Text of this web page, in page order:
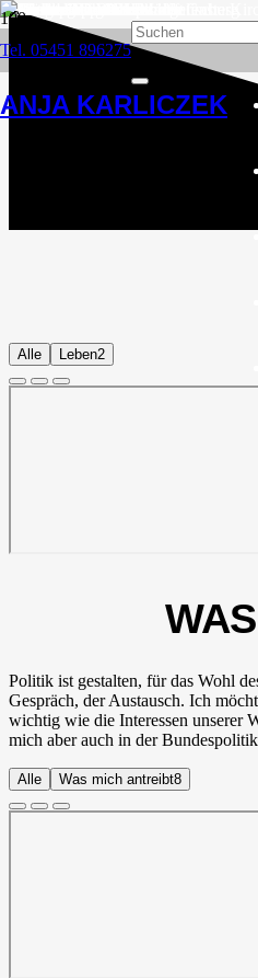
Tel. 05451 896275
ANJA KARLICZEK
Alle Leben2
Politik ist gestalten, für das Wohl
Gespräch, der Austausch. Ich
wichtig wie die Interessen unserer
mich aber auch in der
Alle Was mich antreibt8